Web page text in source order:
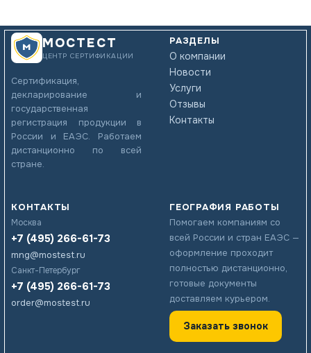
МОСТЕСТ
ЦЕНТР СЕРТИФИКАЦИИ
Сертификация,
декларирование и
государственная
регистрация продукции в
России и ЕАЭС. Работаем
дистанционно по всей
стране.
РАЗДЕЛЫ
О компании
Новости
Услуги
Отзывы
Контакты
КОНТАКТЫ
Москва
+7 (495) 266-61-73
mng@mostest.ru
Санкт-Петербург
+7 (495) 266-61-73
order@mostest.ru
ГЕОГРАФИЯ РАБОТЫ
Помогаем компаниям со
всей России и стран ЕАЭС —
оформление проходит
полностью дистанционно,
готовые документы
доставляем курьером.
Заказать звонок